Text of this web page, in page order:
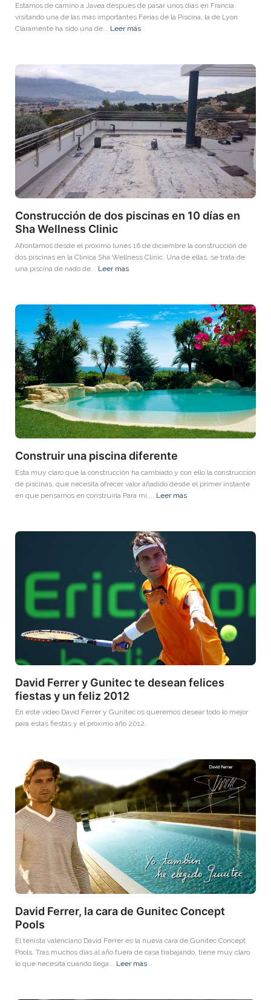
Estamos de camino a Javea después de pasar unos días en Francia
visitando una de las más importantes Ferias de la Piscina, la de Lyon.
Claramente ha sido una de... Leer más
Construcción de dos piscinas en 10 días en
Sha Wellness Clinic
Afrontamos desde el próximo lunes 16 de diciembre la construcción de
dos piscinas en la Clínica Sha Wellness Clinic. Una de ellas, se trata de
una piscina de nado de... Leer más
Construir una piscina diferente
Esta muy claro que la construcción ha cambiado y con ello la construcción
de piscinas, que necesita ofrecer valor añadido desde el primer instante
en que pensamos en construirla.Para mi,... Leer más
David Ferrer y Gunitec te desean felices
fiestas y un feliz 2012
En este video David Ferrer y Gunitec os queremos desear todo lo mejor
para estas fiestas y el próximo año 2012.
David Ferrer, la cara de Gunitec Concept
Pools
El tenista valenciano David Ferrer es la nueva cara de Gunitec Concept
Pools. Tras muchos días al año fuera de casa trabajando, tiene muy claro
lo que necesita cuando llega... Leer más